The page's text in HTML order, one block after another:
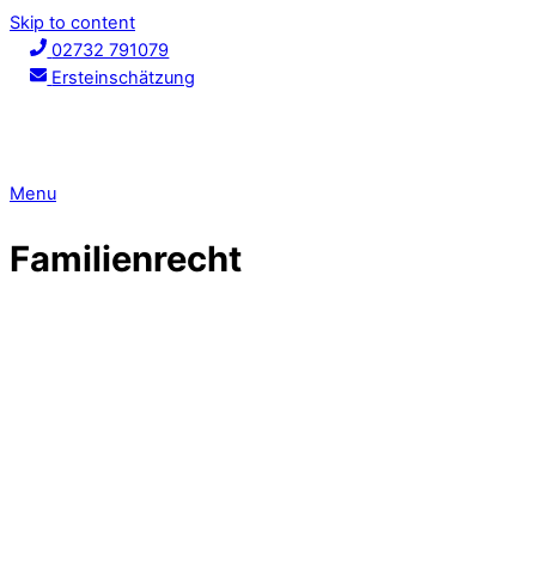
Skip to content
02732 791079
Ersteinschätzung
Menu
Familienrecht